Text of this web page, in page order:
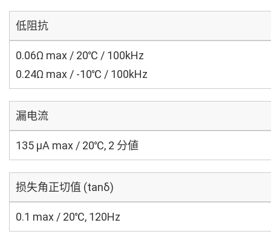
低阻抗
0.06Ω max / 20℃ / 100kHz
0.24Ω max / -10℃ / 100kHz
漏电流
135 μA max / 20℃, 2 分値
损失角正切值 (tanδ)
0.1 max / 20℃, 120Hz